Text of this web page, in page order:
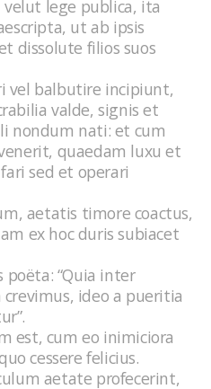
velut lege publica, ita
ut ab ipsis
dissolute filios suos
vel balbutire incipiunt,
valde, signis et
nondum nati: et cum
quaedam luxu et
sed et operari
aetatis timore coactus,
ex hoc duris subiacet
poëta: “Quia inter
ideo a pueritia
est, cum eo inimiciora
cessere felicius.
aetate profecerint,